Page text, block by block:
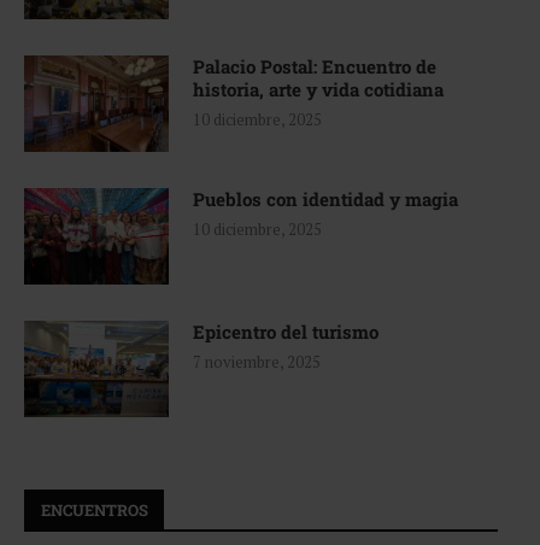
Palacio Postal: Encuentro de
historia, arte y vida cotidiana
10 diciembre, 2025
Pueblos con identidad y magia
10 diciembre, 2025
Epicentro del turismo
7 noviembre, 2025
ENCUENTROS